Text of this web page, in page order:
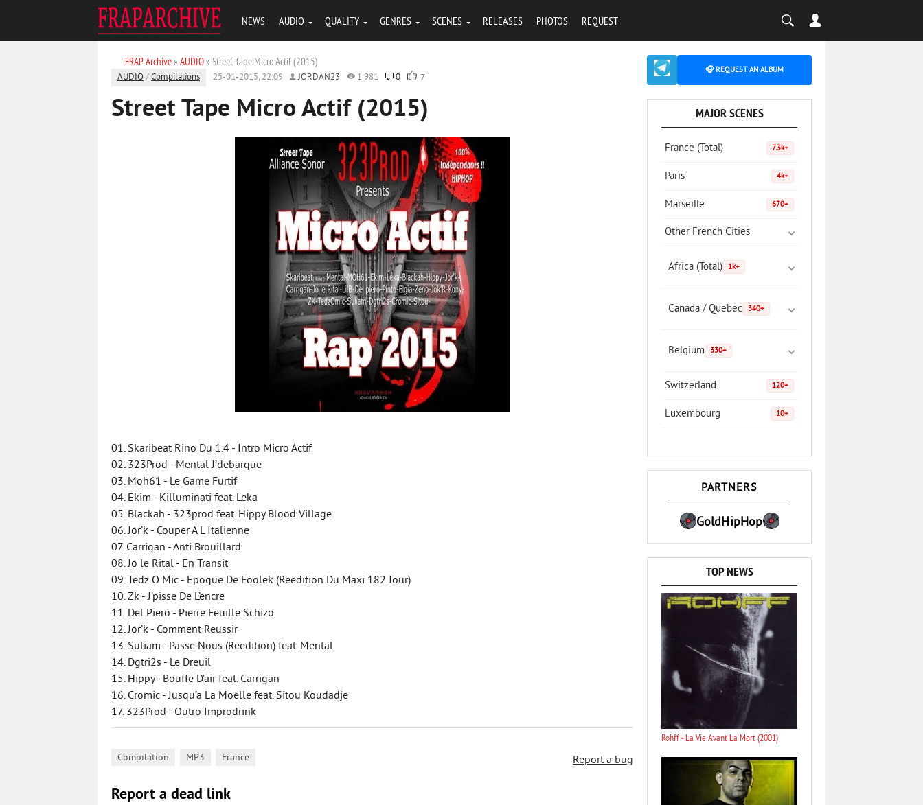
NEWS AUDIO QUALITY GENRES SCENES RELEASES PHOTOS REQUEST
FRAP Archive» AUDIO» Street Tape Micro Actif (2015)
AUDIO /Compilations 25-01-2015, 22:09 JORDAN23 1 981 0 7
Street Tape Micro Actif (2015)
01. Skaribeat Rino Du 1.4 - Intro Micro Actif
02. 323Prod - Mental J’debarque
03. Moh61 - Le Game Furtif
04. Ekim - Killuminati feat. Leka
05. Blackah - 323prod feat. Hippy Blood Village
06. Jor’k - Couper A L Italienne
07. Carrigan - Anti Brouillard
08. Jo le Rital - En Transit
09. Tedz O Mic - Epoque De Foolek (Reedition Du Maxi 182 Jour)
10. Zk - J’pisse De L’encre
11. Del Piero - Pierre Feuille Schizo
12. Jor’k - Comment Reussir
13. Suliam - Passe Nous (Reedition) feat. Mental
14. Dgtri2s - Le Dreuil
15. Hippy - Bouffe D’air feat. Carrigan
16. Cromic - Jusqu’a La Moelle feat. Sitou Koudadje
17. 323Prod - Outro Improdrink
Report a bug
Compilation MP3 France
Report a dead link
🎧 REQUEST AN ALBUM
MAJOR SCENES
France (Total) 7.3k+
Paris 4k+
Marseille 670+
Other French Cities
Africa (Total) 1k+
Canada / Quebec 340+
Belgium 330+
Switzerland 120+
Luxembourg 10+
PARTNERS
GoldHipHop
TOP NEWS
Rohff - La Vie Avant La Mort (2001)